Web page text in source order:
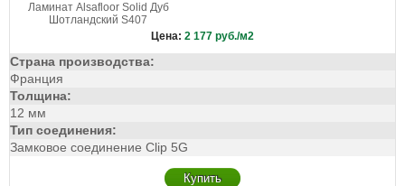
Ламинат Alsafloor Solid Дуб
Шотландский S407
Цена: 2 177 руб./м2
Страна производства:
Франция
Толщина:
12 мм
Тип соединения:
Замковое соединение Clip 5G
Купить